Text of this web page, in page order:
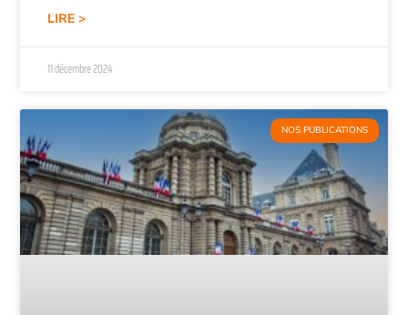
LIRE >
11 décembre 2024
NOS PUBLICATIONS